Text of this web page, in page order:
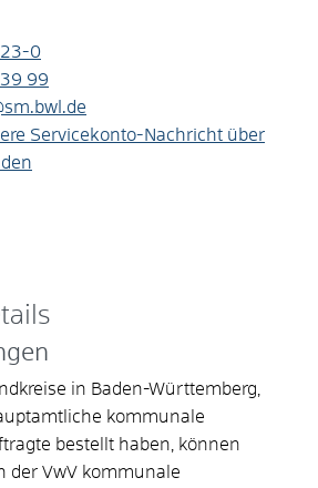
23-0
99
Servicekonto-Nachricht über
in Baden-Württemberg,
kommunale
bestellt haben, können
der VwV kommunale